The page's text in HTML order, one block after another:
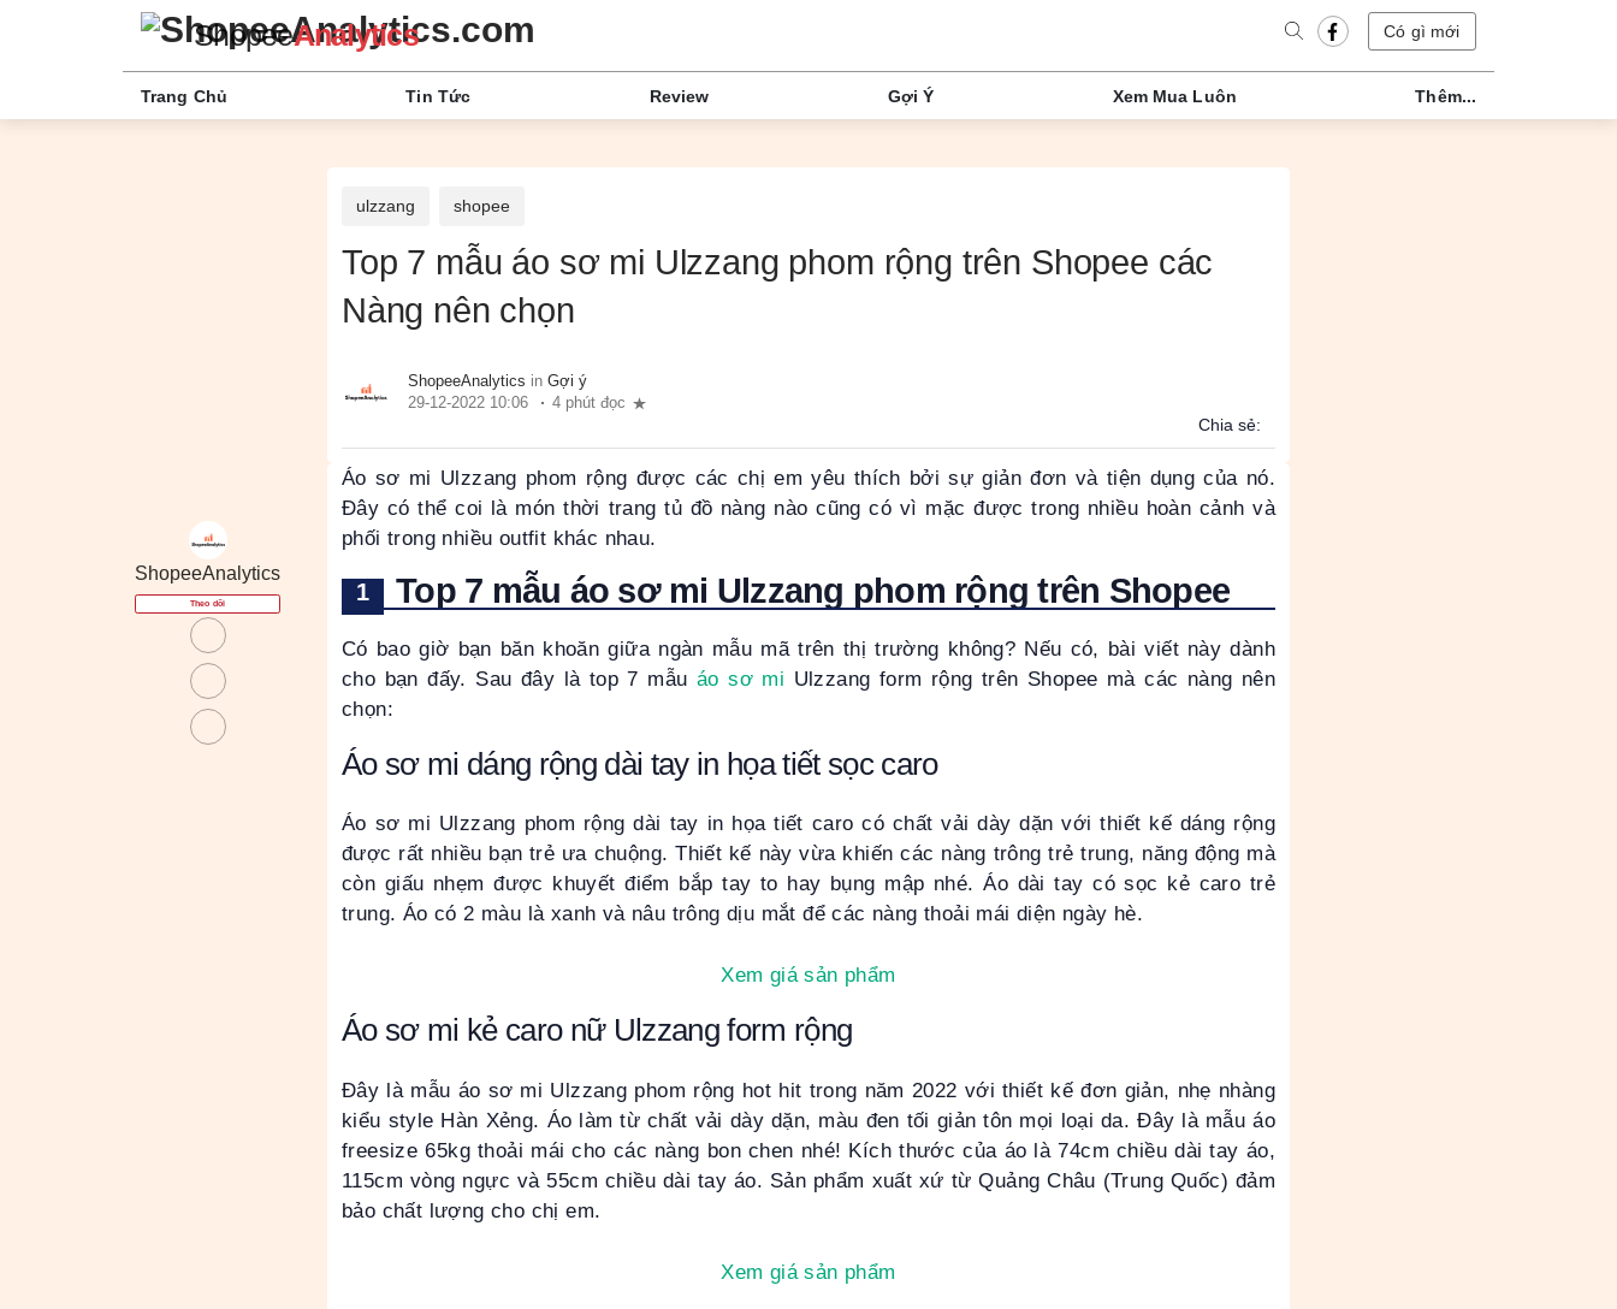
ShopeeAnalytics Có gì mới
Trang Chủ Tin Tức Review Gợi Ý Xem Mua Luôn Thêm...
ulzzang shopee
Top 7 mẫu áo sơ mi Ulzzang phom rộng trên Shopee các
Nàng nên chọn
ShopeeAnalytics in Gợi ý
29-12-2022 10:06
4 phút đọc
Chia sẻ:
ShopeeAnalytics
Theo dõi
Áo sơ mi Ulzzang phom rộng được các chị em yêu thích bởi sự giản đơn và tiện dụng của nó.
Đây có thể coi là món thời trang tủ đồ nàng nào cũng có vì mặc được trong nhiều hoàn cảnh và
phối trong nhiều outfit khác nhau.
Top 7 mẫu áo sơ mi Ulzzang phom rộng trên Shopee
Có bao giờ bạn băn khoăn giữa ngàn mẫu mã trên thị trường không? Nếu có, bài viết này dành
cho bạn đấy. Sau đây là top 7 mẫu áo sơ mi Ulzzang form rộng trên Shopee mà các nàng nên
chọn:
Áo sơ mi dáng rộng dài tay in họa tiết sọc caro
Áo sơ mi Ulzzang phom rộng dài tay in họa tiết caro có chất vải dày dặn với thiết kế dáng rộng
được rất nhiều bạn trẻ ưa chuộng. Thiết kế này vừa khiến các nàng trông trẻ trung, năng động mà
còn giấu nhẹm được khuyết điểm bắp tay to hay bụng mập nhé. Áo dài tay có sọc kẻ caro trẻ
trung. Áo có 2 màu là xanh và nâu trông dịu mắt để các nàng thoải mái diện ngày hè.
Xem giá sản phẩm
Áo sơ mi kẻ caro nữ Ulzzang form rộng
Đây là mẫu áo sơ mi Ulzzang phom rộng hot hit trong năm 2022 với thiết kế đơn giản, nhẹ nhàng
kiểu style Hàn Xẻng. Áo làm từ chất vải dày dặn, màu đen tối giản tôn mọi loại da. Đây là mẫu áo
freesize 65kg thoải mái cho các nàng bon chen nhé! Kích thước của áo là 74cm chiều dài tay áo,
115cm vòng ngực và 55cm chiều dài tay áo. Sản phẩm xuất xứ từ Quảng Châu (Trung Quốc) đảm
bảo chất lượng cho chị em.
Xem giá sản phẩm